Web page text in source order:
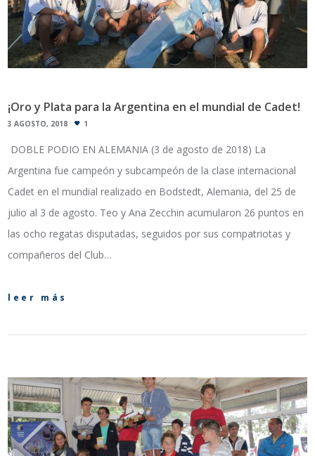
¡Oro y Plata para la Argentina en el mundial de Cadet!
3 AGOSTO, 2018 1
DOBLE PODIO EN ALEMANIA (3 de agosto de 2018) La
Argentina fue campeón y subcampeón de la clase internacional
Cadet en el mundial realizado en Bodstedt, Alemania, del 25 de
julio al 3 de agosto. Teo y Ana Zecchin acumularon 26 puntos en
las ocho regatas disputadas, seguidos por sus compatriotas y
compañeros del Club…
leer más